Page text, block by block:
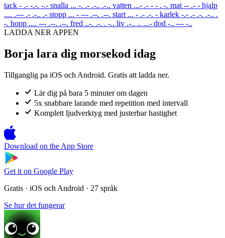
tack - .- -.-. -.- snalla ... -. .- .-.. .-.. vatten ...- .- - - . -. mat -- .- - hjalp
.... .--- .- .-.. .- stopp ... - --- .--. .--. start ... - .- .-. - karlek -.- .- .-. .-.. .
-. hopp .... --- .--. .--. fred ..-. .-. . -.. liv .-.. .. ...- dod -.. --- -..
LADDA NER APPEN
Borja lara dig morsekod idag
Tillganglig pa iOS och Android. Gratis att ladda ner.
Lär dig på bara 5 minuter om dagen
5x snabbare larande med repetition med intervall
Komplett ljudverktyg med justerbar hastighet
Download on the App Store
Get it on Google Play
Gratis · iOS och Android · 27 språk
Se hur det fungerar